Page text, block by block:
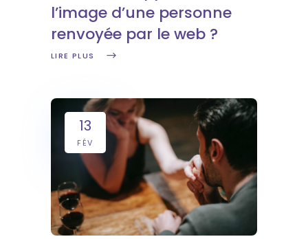
l’image d’une personne
renvoyée par le web ?
LIRE PLUS
13
FÉV